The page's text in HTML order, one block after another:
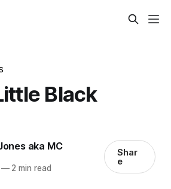
Black
aka MC
—2 min read
Shar
e